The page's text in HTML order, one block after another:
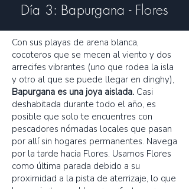
Día 3: Bapurgana - Flores
Con sus playas de arena blanca,
cocoteros que se mecen al viento y dos
arrecifes vibrantes (uno que rodea la isla
y otro al que se puede llegar en dinghy),
Bapurgana es una joya aislada. Casi
deshabitada durante todo el año, es
posible que solo te encuentres con
pescadores nómadas locales que pasan
por allí sin hogares permanentes. Navega
por la tarde hacia Flores. Usamos Flores
como última parada debido a su
proximidad a la pista de aterrizaje, lo que